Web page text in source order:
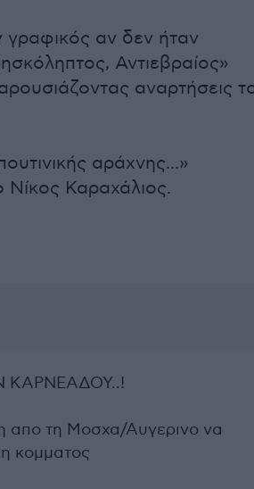
αν δεν ήταν
Αντιεβραίος»
αναρτήσεις
αράχνης...»
Νίκος Καραχάλιος.
ΚΑΡΝΕΑΔΟΥ..!
απο τη Μοσχα/Αυγερινο να
κομματος